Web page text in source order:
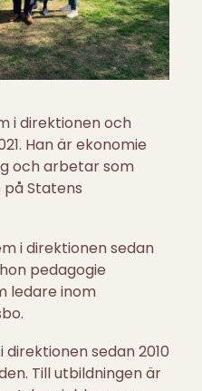
i direktionen och
Han är ekonomie
och arbetar som
Statens
i direktionen sedan
pedagogie
ledare inom
sedan 2010
Till utbildningen är